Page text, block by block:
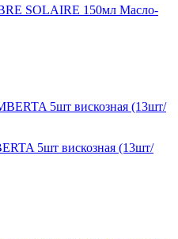
SOLAIRE 150мл Масло-
5шт вискозная (13шт/